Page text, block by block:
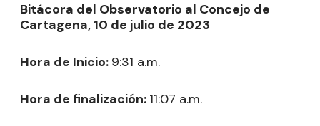
Bitácora del Observatorio al Concejo de
Cartagena, 10 de julio de 2023
Hora de Inicio: 9:31 a.m.
Hora de finalización: 11:07 a.m.